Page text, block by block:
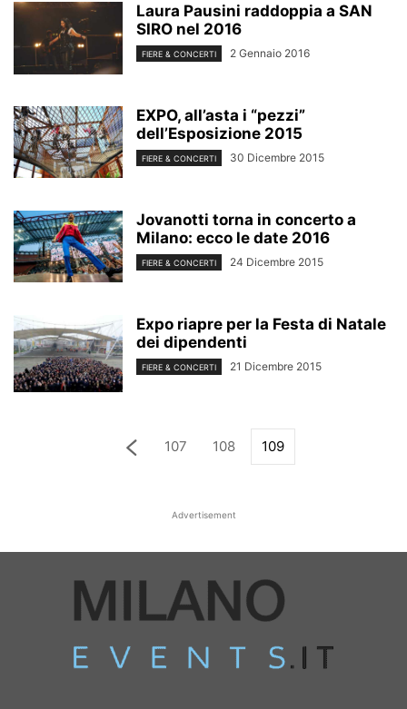
Laura Pausini raddoppia a SAN
SIRO nel 2016
FIERE & CONCERTI 2 Gennaio 2016
EXPO, all’asta i “pezzi”
dell’Esposizione 2015
FIERE & CONCERTI 30 Dicembre 2015
Jovanotti torna in concerto a
Milano: ecco le date 2016
FIERE & CONCERTI 24 Dicembre 2015
Expo riapre per la Festa di Natale
dei dipendenti
FIERE & CONCERTI 21 Dicembre 2015
107 108 109
Advertisement